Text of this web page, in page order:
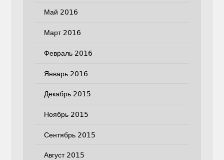
Май 2016
Март 2016
Февраль 2016
Январь 2016
Декабрь 2015
Ноябрь 2015
Сентябрь 2015
Август 2015